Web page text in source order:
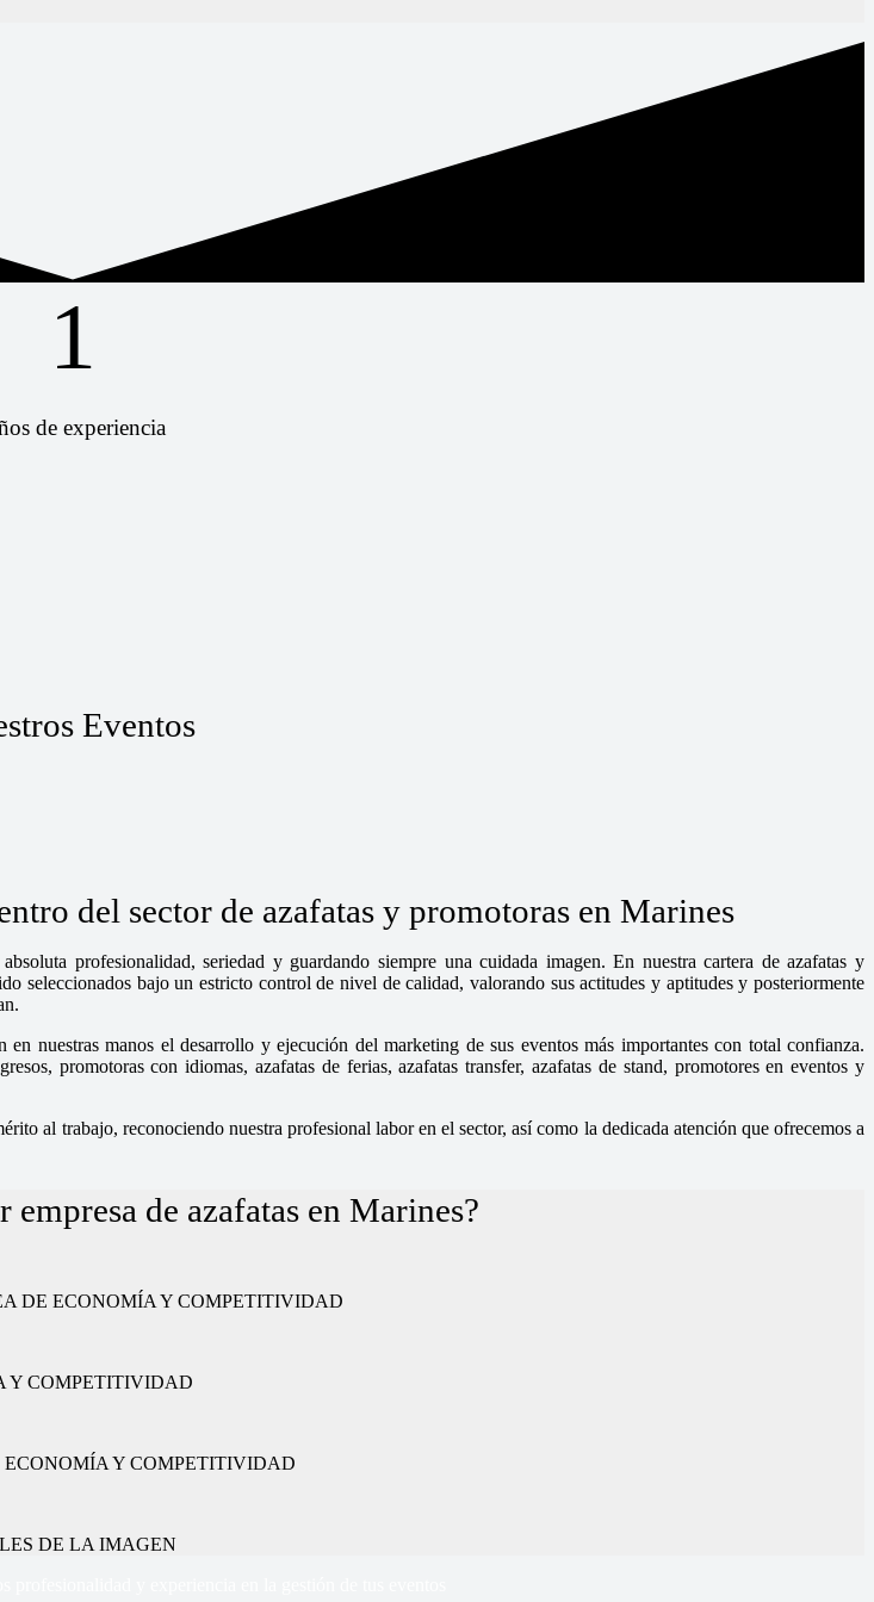
1
de experiencia
Eventos
del sector de azafatas y promotoras en Marines
profesionalidad, seriedad y guardando siempre una cuidada imagen. En nuestra cartera de azafatas y
seleccionados bajo un estricto control de nivel de calidad, valorando sus actitudes y aptitudes y posteriormente
nuestras manos el desarrollo y ejecución del marketing de sus eventos más importantes con total confianza.
promotoras con idiomas, azafatas de ferias, azafatas transfer, azafatas de stand, promotores en eventos y
al trabajo, reconociendo nuestra profesional labor en el sector, así como la dedicada atención que ofrecemos a
empresa de azafatas en Marines?
DE ECONOMÍA Y COMPETITIVIDAD
Y COMPETITIVIDAD
ECONOMÍA Y COMPETITIVIDAD
DE LA IMAGEN